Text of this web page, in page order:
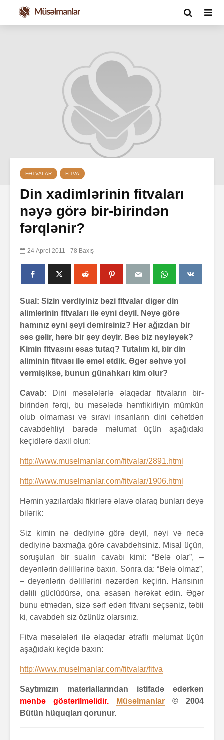
FƏTVALAR FITVA
Din xadimlərinin fitvaları
nəyə görə bir-birindən
fərqlənir?
24 Aprel 2011 78 Baxış
Sual: Sizin verdiyiniz bəzi fitvalar digər din
alimlərinin fitvaları ilə eyni deyil. Nəyə görə
hamınız eyni şeyi demirsiniz? Hər ağızdan bir
səs gəlir, hərə bir şey deyir. Bəs biz neyləyək?
Kimin fitvasını əsas tutaq? Tutalım ki, bir din
aliminin fitvası ilə əməl etdik. Əgər səhvə yol
vermişiksə, bunun günahkarı kim olur?
Cavab: Dini məsələlərlə əlaqədar fitvaların bir-
birindən fərqi, bu məsələdə həmfikirliyin mümkün
olub olmaması və sıravi insanların dini cəhətdən
cavabdehliyi barədə məlumat üçün aşağıdakı
keçidlərə daxil olun:
http://www.muselmanlar.com/fitvalar/2891.html
http://www.muselmanlar.com/fitvalar/1906.html
Həmin yazılardakı fikirlərə əlavə olaraq bunları deyə
bilərik:
Siz kimin nə dediyinə görə deyil, nəyi və necə
dediyinə baxmağa görə cavabdehsiniz. Misal üçün,
soruşulan bir sualın cavabı kimi: “Belə olar”, –
deyənlərin dəlillərinə baxın. Sonra da: “Belə olmaz”,
– deyənlərin dəlillərini nəzərdən keçirin. Hansının
dəlili güclüdürsə, ona əsasən hərəkət edin. Əgər
bunu etmədən, sizə sərf edən fitvanı seçsəniz, təbii
ki, cavabdeh siz özünüz olarsınız.
Fitva məsələləri ilə əlaqədar ətraflı məlumat üçün
aşağıdakı keçidə baxın:
http://www.muselmanlar.com/fitvalar/fitva
Saytımızın materiallarından istifadə edərkən
mənbə göstərilməlidir.
Müsəlmanlar
© 2004
Bütün hüquqları qorunur.